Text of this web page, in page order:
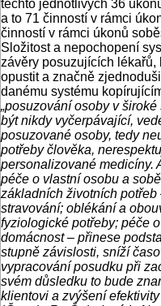
těchto jednotlivých 36
a to 71 činností v rámci
činností v rámci úkonů
Složitost a nepochopení
závěry posuzujících lékařů,
opustit a značně
danému systému
„posuzování osoby v
být nikdy vyčerpávající,
posuzované osoby, tedy
potřeby člověka,
personalizované medicíny.
péče o vlastní osobu a
základních životních
stravování; oblékání a
fyziologické potřeby; péče
domácnost – přinese
stupně závislosti, sníží
vypracování posudku při
svém důsledku to bude
klientovi a zvýšení